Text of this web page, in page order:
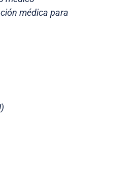
médica para